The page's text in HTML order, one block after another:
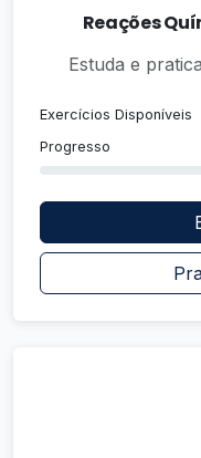
Reações
Estuda e
Exercícios Disponíveis
Progresso